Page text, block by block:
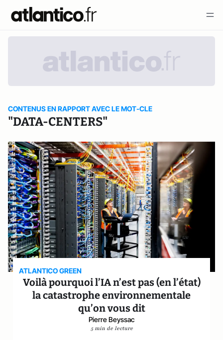
CONTENUS EN RAPPORT AVEC LE MOT-CLE
"DATA-CENTERS"
ATLANTICO GREEN
Voilà pourquoi l’IA n’est pas (en l’état)
la catastrophe environnementale
qu’on vous dit
Pierre Beyssac
5 min de lecture